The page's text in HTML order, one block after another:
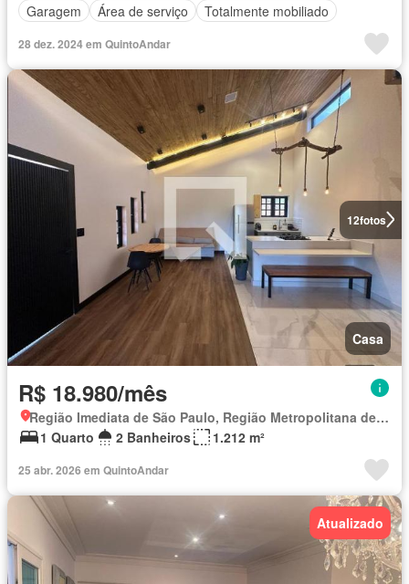
Garagem
Área de serviço Totalmente mobiliado
28 dez. 2024 em QuintoAndar
12fotos
Casa
R$ 18.980/mês
Região Imediata de São Paulo, Região Metropolitana de São Paulo
1 Quarto
2 Banheiros 1.212 m²
25 abr. 2026 em QuintoAndar
Atualizado